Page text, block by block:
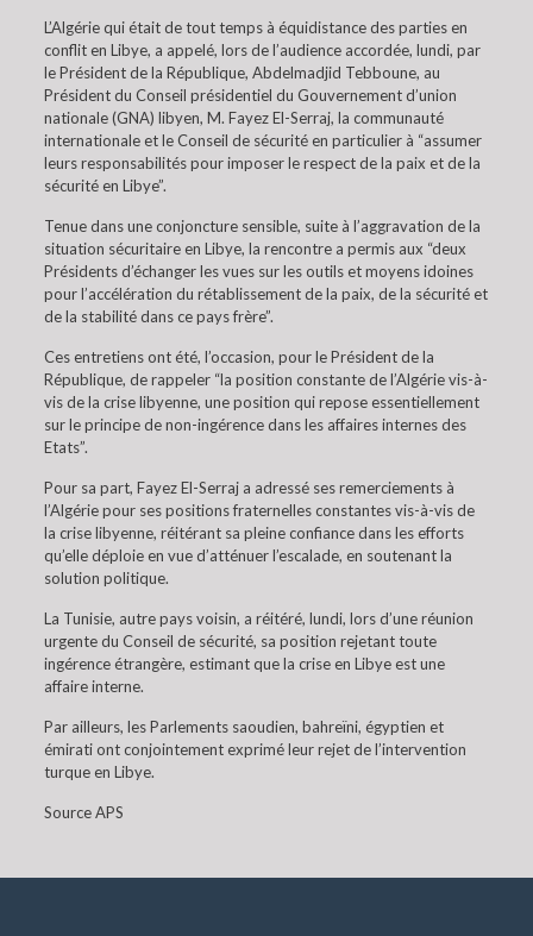
L’Algérie qui était de tout temps à équidistance des parties en
conflit en Libye, a appelé, lors de l’audience accordée, lundi, par
le Président de la République, Abdelmadjid Tebboune, au
Président du Conseil présidentiel du Gouvernement d’union
nationale (GNA) libyen, M. Fayez El-Serraj, la communauté
internationale et le Conseil de sécurité en particulier à “assumer
leurs responsabilités pour imposer le respect de la paix et de la
sécurité en Libye”.
Tenue dans une conjoncture sensible, suite à l’aggravation de la
situation sécuritaire en Libye, la rencontre a permis aux “deux
Présidents d’échanger les vues sur les outils et moyens idoines
pour l’accélération du rétablissement de la paix, de la sécurité et
de la stabilité dans ce pays frère”.
Ces entretiens ont été, l’occasion, pour le Président de la
République, de rappeler “la position constante de l’Algérie vis-à-
vis de la crise libyenne, une position qui repose essentiellement
sur le principe de non-ingérence dans les affaires internes des
Etats”.
Pour sa part, Fayez El-Serraj a adressé ses remerciements à
l’Algérie pour ses positions fraternelles constantes vis-à-vis de
la crise libyenne, réitérant sa pleine confiance dans les efforts
qu’elle déploie en vue d’atténuer l’escalade, en soutenant la
solution politique.
La Tunisie, autre pays voisin, a réitéré, lundi, lors d’une réunion
urgente du Conseil de sécurité, sa position rejetant toute
ingérence étrangère, estimant que la crise en Libye est une
affaire interne.
Par ailleurs, les Parlements saoudien, bahreïni, égyptien et
émirati ont conjointement exprimé leur rejet de l’intervention
turque en Libye.
Source APS